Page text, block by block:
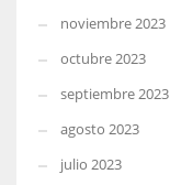
noviembre 2023
octubre 2023
septiembre 2023
agosto 2023
julio 2023